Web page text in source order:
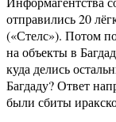
отправились 20
(«Стелс»). Потом
на объекты в
куда делись
Багдаду? Ответ
были сбиты